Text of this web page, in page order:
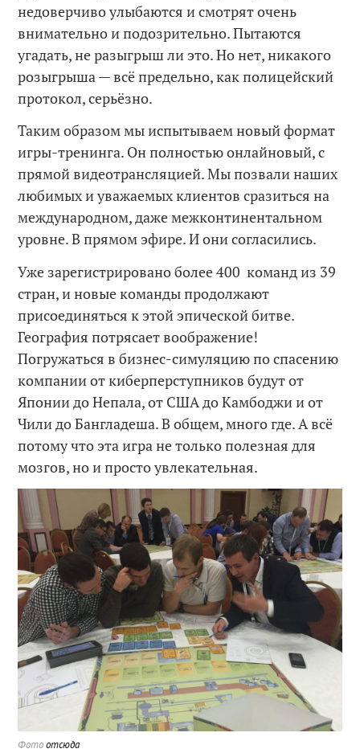
недоверчиво улыбаются и смотрят очень
внимательно и подозрительно. Пытаются
угадать, не разыгрыш ли это. Но нет, никакого
розыгрыша — всё предельно, как полицейский
протокол, серьёзно.
Таким образом мы испытываем новый формат
игры-тренинга. Он полностью онлайновый, с
прямой видеотрансляцией. Мы позвали наших
любимых и уважаемых клиентов сразиться на
международном, даже межконтинентальном
уровне. В прямом эфире. И они согласились.
Уже зарегистрировано более 400 команд из 39
стран, и новые команды продолжают
присоединяться к этой эпической битве.
География потрясает воображение!
Погружаться в бизнес-симуляцию по спасению
компании от киберперступников будут от
Японии до Непала, от США до Камбоджи и от
Чили до Бангладеша. В общем, много где. А всё
потому что эта игра не только полезная для
мозгов, но и просто увлекательная.
Фотоотсюда